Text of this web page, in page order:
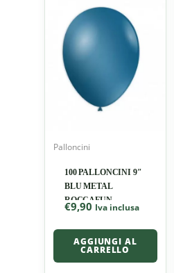
Palloncini
100 PALLONCINI 9″
BLU METAL
ROCCAFUN
€9,90 Iva inclusa
AGGIUNGI AL
CARRELLO